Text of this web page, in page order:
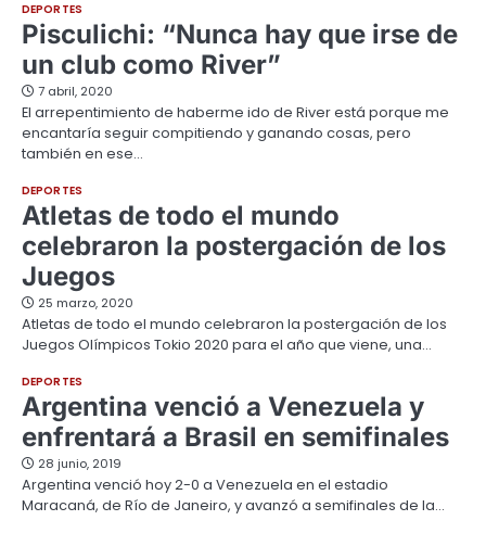
DEPORTES
Pisculichi: “Nunca hay que irse de
un club como River”
7 abril, 2020
El arrepentimiento de haberme ido de River está porque me
encantaría seguir compitiendo y ganando cosas, pero
también en ese…
DEPORTES
Atletas de todo el mundo
celebraron la postergación de los
Juegos
25 marzo, 2020
Atletas de todo el mundo celebraron la postergación de los
Juegos Olímpicos Tokio 2020 para el año que viene, una…
DEPORTES
Argentina venció a Venezuela y
enfrentará a Brasil en semifinales
28 junio, 2019
Argentina venció hoy 2-0 a Venezuela en el estadio
Maracaná, de Río de Janeiro, y avanzó a semifinales de la…